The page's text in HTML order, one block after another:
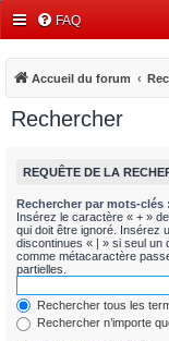
FAQ
Accueil du forum
Rechercher
REQUÊTE DE LA
Rechercher par mots-clés :
Insérez le caractère « + »
qui doit être ignoré. Insérez
discontinues « | » si seul un
comme métacaractère
partielles.
Rechercher tous les
Rechercher n’importe